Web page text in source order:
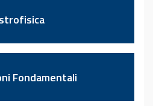
Fondamentali